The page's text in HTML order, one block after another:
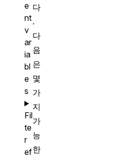
다
.
다
음
은
몇
가
지
가
능
한
e
nt
v
ar
ia
bl
e
s
Fil
te
r
ef